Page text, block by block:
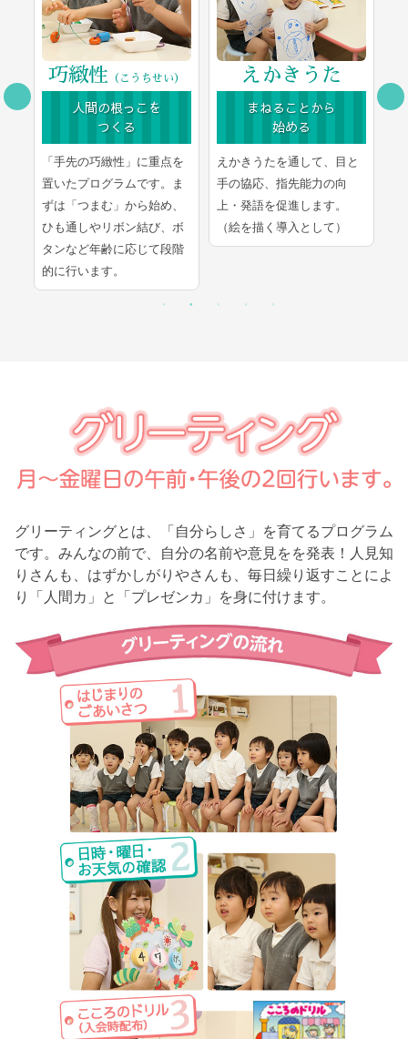
巧緻性 （こうちせい）
人間の根っこを
つくる
「手先の巧緻性」に重点を
置いたプログラムです。ま
ずは「つまむ」から始め、
ひも通しやリボン結び、ボ
タンなど年齢に応じて段階
的に行います。
えかきうた
まねることから
始める
えかきうたを通して、目と
手の協応、指先能力の向
上・発語を促進します。
（絵を描く導入として）
グリーティングとは、「自分らしさ」を育てるプログラム
です。みんなの前で、自分の名前や意見をを発表！人見知
りさんも、はずかしがりやさんも、毎日繰り返すことによ
り「人間カ」と「プレゼンカ」を身に付けます。